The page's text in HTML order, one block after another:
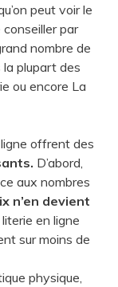
peut voir le
conseiller par
nombre de
la plupart des
ou encore La
offrent des
D’abord,
aux nombres
n’en devient
en ligne
sur moins de
physique,